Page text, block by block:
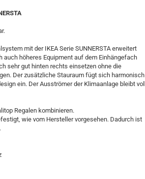
mit der IKEA Serie SUNNERSTA erweitert
höheres Equipment auf dem Einhängefach
sehr gut hinten rechts einsetzen ohne die
Der zusätzliche Stauraum fügt sich harmonisch
ein. Der Ausströmer der Klimaanlage bleibt voll
Regalen kombinieren.
wie vom Hersteller vorgesehen. Dadurch ist